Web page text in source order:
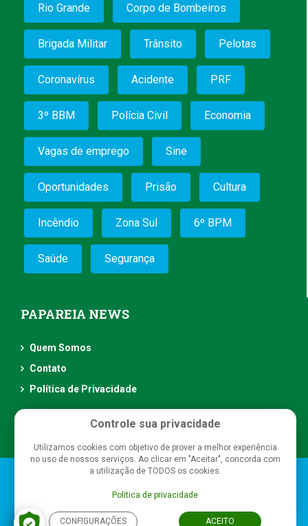
Rio Grande Corpo de Bombeiros
Brigada Militar Trânsito Pelotas
Coronavírus Acidente PRF
3º BBM Polícia Civil Economia
Vagas de emprego Sine
Oportunidades Prisão Cultura
Incêndio Zona Sul 6º BPM
Saúde Segurança
PAPAREIA NEWS
Quem Somos
Contato
Política de Privacidade
Papareia News - Todos os direitos reservados
Controle sua privacidade
Utilizamos cookies com objetivo de prover a melhor experiência
no uso de nossos serviços. Ao clicar em "Aceitar", concorda com
a utilização de TODOS os cookies.
Política de privacidade
CONFIGURAÇÕES ACEITO